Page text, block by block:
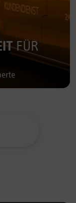
FÜR